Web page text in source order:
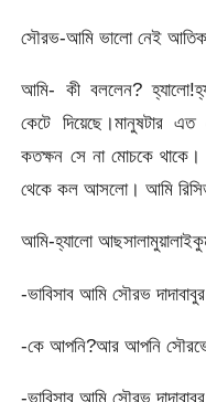
সৌরভ-আমি ভালো নেই
আমি- কী বললেন?
কেটে দিয়েছে।মানুষটার
কতক্ষন সে না মোচকে
থেকে কল আসলো। আমি
আমি-হ্যালো
-ভাবিসাব আমি সৌরভ
-কে আপনি?আর আপনি